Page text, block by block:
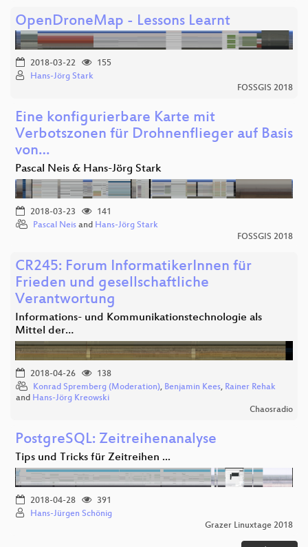
OpenDroneMap - Lessons Learnt
2018-03-22
155
Hans-Jörg Stark
FOSSGIS 2018
Eine konfigurierbare Karte mit
Verbotszonen für Drohnenflieger auf Basis
von…
Pascal Neis & Hans-Jörg Stark
2018-03-23
141
Pascal Neis and Hans-Jörg Stark
FOSSGIS 2018
CR245: Forum InformatikerInnen für
Frieden und gesellschaftliche
Verantwortung
Informations- und Kommunikationstechnologie als
Mittel der…
2018-04-26
138
Konrad Spremberg (Moderation), Benjamin Kees, Rainer Rehak
and Hans-Jörg Kreowski
Chaosradio
PostgreSQL: Zeitreihenanalyse
Tips und Tricks für Zeitreihen ...
2018-04-28
391
Hans-Jürgen Schönig
Grazer Linuxtage 2018